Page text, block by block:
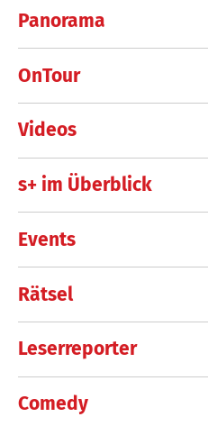
Panorama
OnTour
Videos
s+ im Überblick
Events
Rätsel
Leserreporter
Comedy